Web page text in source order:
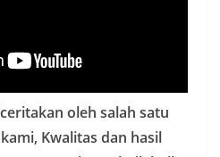
oleh salah satu
Kwalitas dan hasil